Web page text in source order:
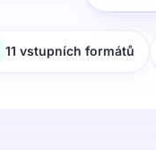
11 vstupních formátů